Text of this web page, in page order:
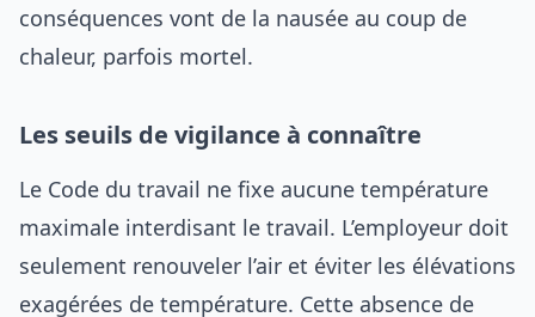
conséquences vont de la nausée au coup de
chaleur, parfois mortel.
Les seuils de vigilance à connaître
Le Code du travail ne fixe aucune température
maximale interdisant le travail. L’employeur doit
seulement renouveler l’air et éviter les élévations
exagérées de température. Cette absence de